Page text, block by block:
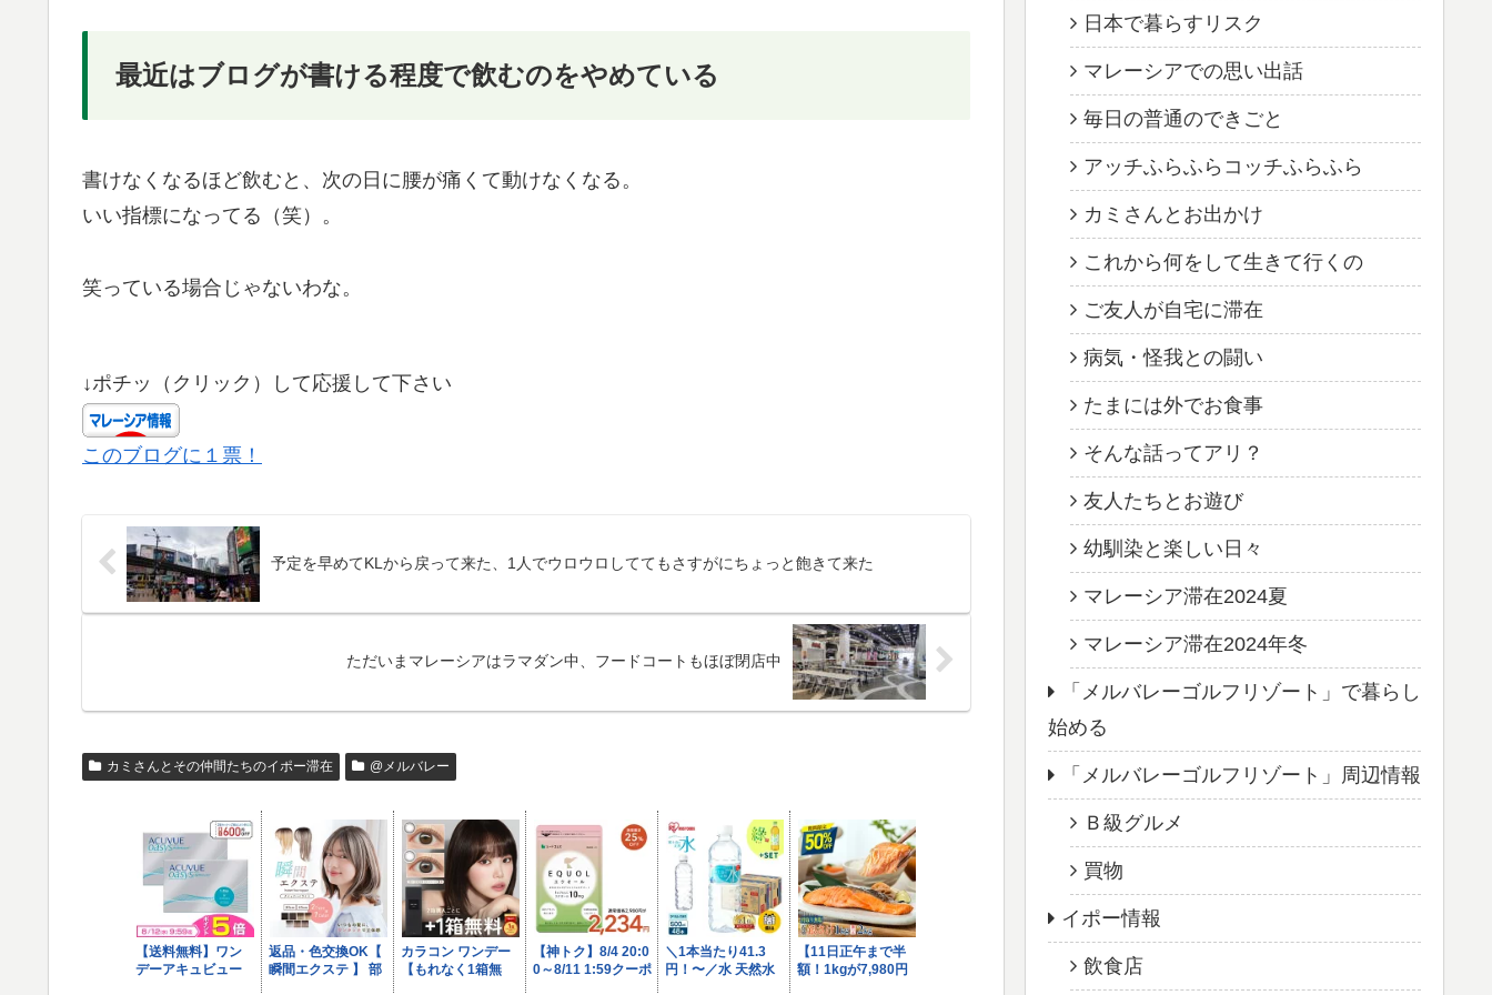
最近はブログが書ける程度で飲むのをやめている
書けなくなるほど飲むと、次の日に腰が痛くて動けなくなる。
いい指標になってる（笑）。
笑っている場合じゃないわな。
↓ポチッ（クリック）して応援して下さい
このブログに１票！
予定を早めてKLから戻って来た、1人でウロウロしててもさすがにちょっと飽きて来た
ただいまマレーシアはラマダン中、フードコートもほぼ閉店中
カミさんとその仲間たちのイポー滞在 @メルバレー
日本で暮らすリスク
マレーシアでの思い出話
毎日の普通のできごと
アッチふらふらコッチふらふら
カミさんとお出かけ
これから何をして生きて行くの
ご友人が自宅に滞在
病気・怪我との闘い
たまには外でお食事
そんな話ってアリ？
友人たちとお遊び
幼馴染と楽しい日々
マレーシア滞在2024夏
マレーシア滞在2024年冬
「メルバレーゴルフリゾート」で暮らし
始める
「メルバレーゴルフリゾート」周辺情報
Ｂ級グルメ
買物
イポー情報
飲食店